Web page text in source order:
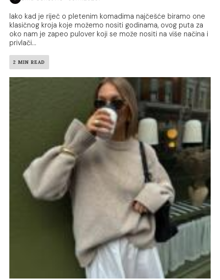
Iako kad je riječ o pletenim komadima najčešće biramo one
klasičnog kroja koje možemo nositi godinama, ovog puta za
oko nam je zapeo pulover koji se može nositi na više načina i
privlači...
2 MIN READ